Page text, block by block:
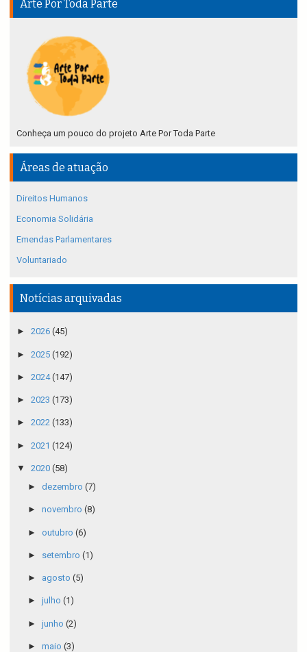
Arte Por Toda Parte
Conheça um pouco do projeto Arte Por Toda Parte
Áreas de atuação
Direitos Humanos
Economia Solidária
Emendas Parlamentares
Voluntariado
Notícias arquivadas
► 2026 (45)
► 2025 (192)
► 2024(147)
► 2023 (173)
► 2022 (133)
► 2021 (124)
▼ 2020 (58)
► dezembro (7)
► novembro (8)
► outubro (6)
► setembro (1)
► agosto (5)
► julho (1)
► junho (2)
► maio (3)